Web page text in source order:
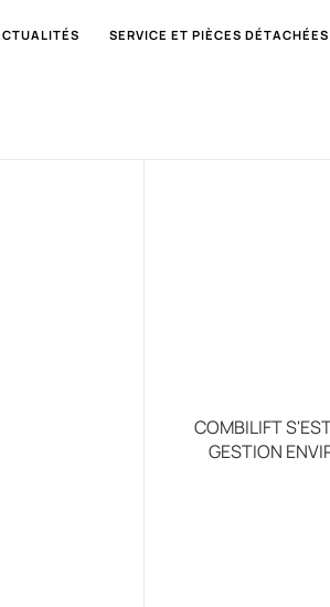
SERVICE ET PIÈCES DÉTACHÉES
COMBILIFT
GESTION